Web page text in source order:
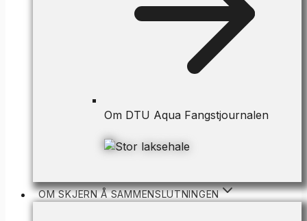
Om DTU Aqua Fangstjournalen
OM SKJERN Å SAMMENSLUTNINGEN